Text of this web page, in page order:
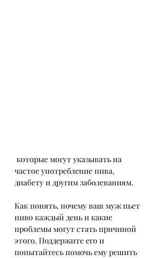
частое употребление пива,
диабету и другим заболеваниям.
Как понять, почему ваш муж пьет
пиво каждый день и какие
проблемы могут стать причиной
этого. Поддержите его и
попытайтесь помочь ему решить